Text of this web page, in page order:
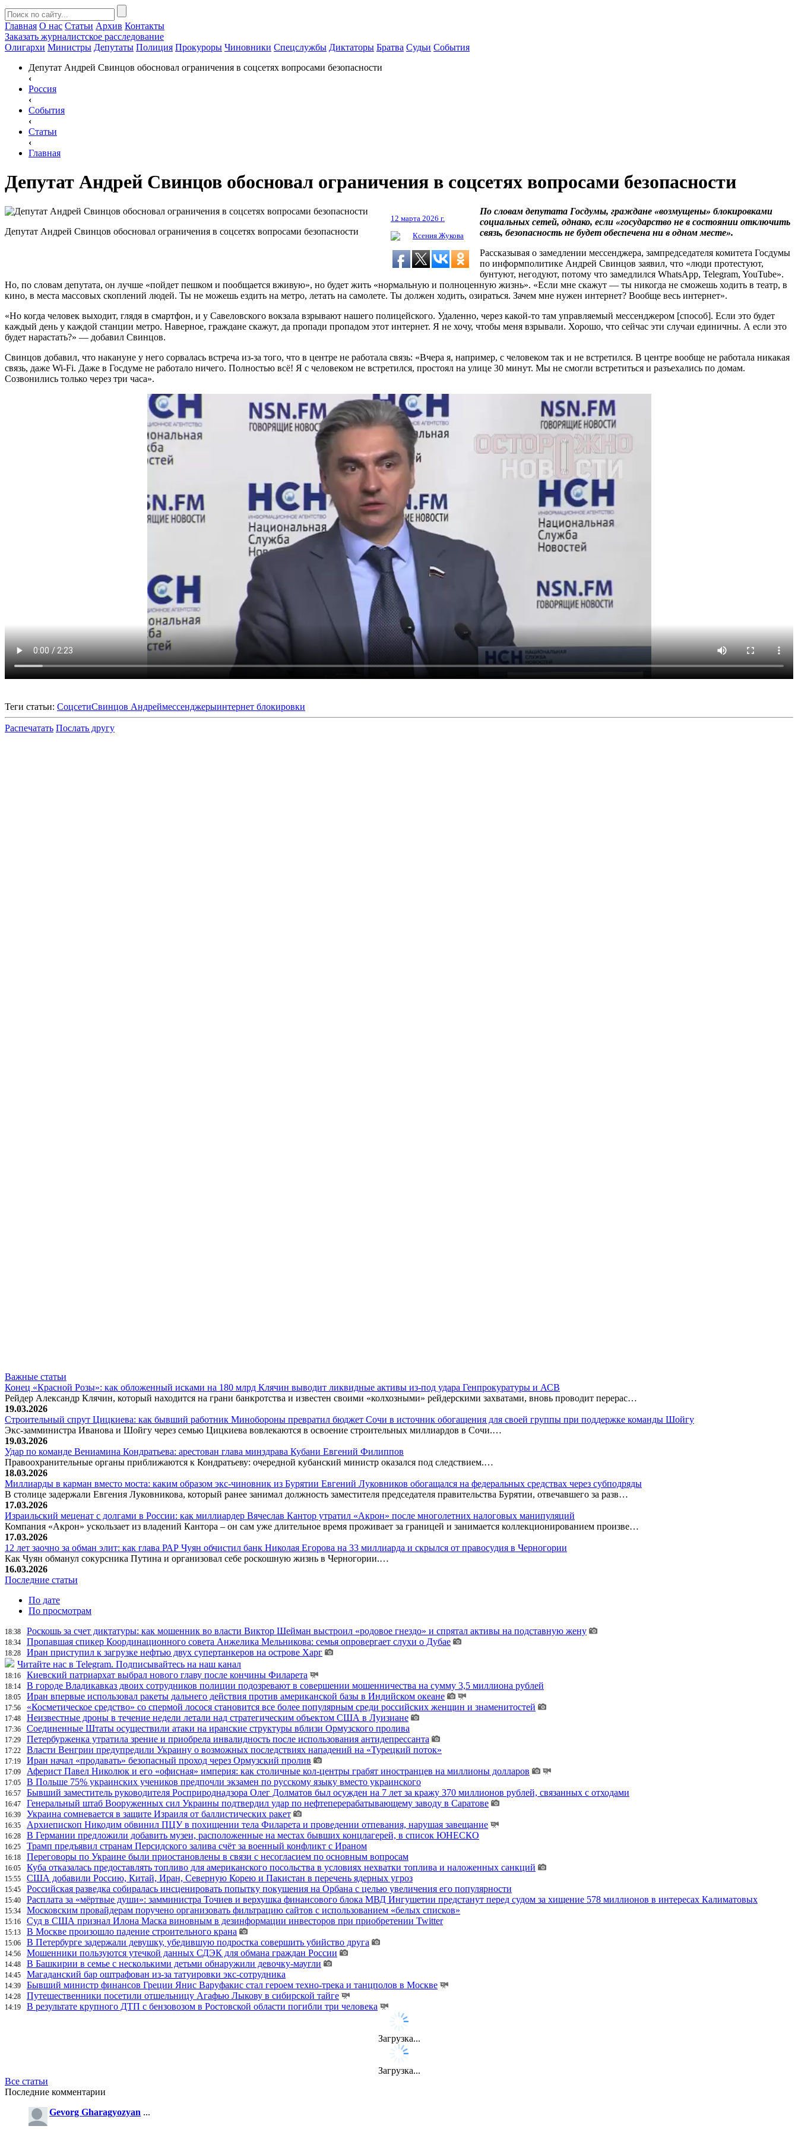
Главная О нас Статьи Архив Контакты
Заказать журналистское расследование
Олигархи Министры Депутаты Полиция Прокуроры Чиновники Спецслужбы Диктаторы Братва Судьи События
Депутат Андрей Свинцов обосновал ограничения в соцсетях вопросами безопасности
‹
Россия
‹
События
‹
Статьи
‹
Главная
Депутат Андрей Свинцов обосновал ограничения в соцсетях вопросами безопасности
Депутат Андрей Свинцов обосновал ограничения в соцсетях вопросами безопасности
12 марта 2026 г.
Ксения Жукова
По словам депутата Госдумы, граждане «возмущены» блокировками
социальных сетей, однако, если «государство не в состоянии отключить
связь, безопасность не будет обеспечена ни в одном месте».
Рассказывая о замедлении мессенджера, зампредседателя комитета Госдумы
по информполитике Андрей Свинцов заявил, что «люди протестуют,
бунтуют, негодуют, потому что замедлился WhatsApp, Telegram, YouTube».
Но, по словам депутата, он лучше «пойдет пешком и пообщается вживую», но будет жить «нормальную и полноценную жизнь». «Если мне скажут — ты никогда не сможешь ходить в театр, в
кино, в места массовых скоплений людей. Ты не можешь ездить на метро, летать на самолете. Ты должен ходить, озираться. Зачем мне нужен интернет? Вообще весь интернет».
«Но когда человек выходит, глядя в смартфон, и у Савеловского вокзала взрывают нашего полицейского. Удаленно, через какой-то там управляемый мессенджером [способ]. Если это будет
каждый день у каждой станции метро. Наверное, граждане скажут, да пропади пропадом этот интернет. Я не хочу, чтобы меня взрывали. Хорошо, что сейчас эти случаи единичны. А если это
будет нарастать?» — добавил Свинцов.
Свинцов добавил, что накануне у него сорвалась встреча из-за того, что в центре не работала связь: «Вчера я, например, с человеком так и не встретился. В центре вообще не работала никакая
связь, даже Wi-Fi. Даже в Госдуме не работало ничего. Полностью всё! Я с человеком не встретился, простоял на улице 30 минут. Мы не смогли встретиться и разъехались по домам.
Созвонились только через три часа».
Теги статьи: СоцсетиСвинцов Андреймессенджерыинтернет блокировки
Распечатать Послать другу
Важные статьи
Конец «Красной Розы»: как обложенный исками на 180 млрд Клячин выводит ликвидные активы из-под удара Генпрокуратуры и АСВ
Рейдер Александр Клячин, который находится на грани банкротства и известен своими «колхозными» рейдерскими захватами, вновь проводит перерас…
19.03.2026
Строительный спрут Цицкиева: как бывший работник Минобороны превратил бюджет Сочи в источник обогащения для своей группы при поддержке команды Шойгу
Экс-замминистра Иванова и Шойгу через семью Цицкиева вовлекаются в освоение строительных миллиардов в Сочи.…
19.03.2026
Удар по команде Вениамина Кондратьева: арестован глава минздрава Кубани Евгений Филиппов
Правоохранительные органы приближаются к Кондратьеву: очередной кубанский министр оказался под следствием.…
18.03.2026
Миллиарды в карман вместо моста: каким образом экс-чиновник из Бурятии Евгений Луковников обогащался на федеральных средствах через субподряды
В столице задержали Евгения Луковникова, который ранее занимал должность заместителя председателя правительства Бурятии, отвечавшего за разв…
17.03.2026
Израильский меценат с долгами в России: как миллиардер Вячеслав Кантор утратил «Акрон» после многолетних налоговых манипуляций
Компания «Акрон» ускользает из владений Кантора – он сам уже длительное время проживает за границей и занимается коллекционированием произве…
17.03.2026
12 лет заочно за обман элит: как глава РАР Чуян обчистил банк Николая Егорова на 33 миллиарда и скрылся от правосудия в Черногории
Как Чуян обманул сокурсника Путина и организовал себе роскошную жизнь в Черногории.…
16.03.2026
Последние статьи
По дате
По просмотрам
18:38 Роскошь за счет диктатуры: как мошенник во власти Виктор Шейман выстроил «родовое гнездо» и спрятал активы на подставную жену
18:34 Пропавшая спикер Координационного совета Анжелика Мельникова: семья опровергает слухи о Дубае
18:28
Иран приступил к загрузке нефтью двух супертанкеров на острове Харг
Читайте нас в Telegram. Подписывайтесь на наш канал
18:16 Киевский патриархат выбрал нового главу после кончины Филарета
18:14 В городе Владикавказ двоих сотрудников полиции подозревают в совершении мошенничества на сумму 3,5 миллиона рублей
18:05 Иран впервые использовал ракеты дальнего действия против американской базы в Индийском океане
17:56 «Косметическое средство» со спермой лосося становится все более популярным среди российских женщин и знаменитостей
17:48 Неизвестные дроны в течение недели летали над стратегическим объектом США в Луизиане
17:36 Соединенные Штаты осуществили атаки на иранские структуры вблизи Ормузского пролива
17:29 Петербурженка утратила зрение и приобрела инвалидность после использования антидепрессанта
17:22 Власти Венгрии предупредили Украину о возможных последствиях нападений на «Турецкий поток»
17:19 Иран начал «продавать» безопасный проход через Ормузский пролив
17:09 Аферист Павел Николюк и его «офисная» империя: как столичные кол-центры грабят иностранцев на миллионы долларов
17:05 В Польше 75% украинских учеников предпочли экзамен по русскому языку вместо украинского
16:57 Бывший заместитель руководителя Росприроднадзора Олег Долматов был осужден на 7 лет за кражу 370 миллионов рублей, связанных с отходами
16:47 Генеральный штаб Вооруженных сил Украины подтвердил удар по нефтеперерабатывающему заводу в Саратове
16:39 Украина сомневается в защите Израиля от баллистических ракет
16:35 Архиепископ Никодим обвинил ПЦУ в похищении тела Филарета и проведении отпевания, нарушая завещание
16:28 В Германии предложили добавить музеи, расположенные на местах бывших концлагерей, в список ЮНЕСКО
16:25 Трамп предъявил странам Персидского залива счёт за военный конфликт с Ираном
16:18 Переговоры по Украине были приостановлены в связи с несогласием по основным вопросам
16:05 Куба отказалась предоставлять топливо для американского посольства в условиях нехватки топлива и наложенных санкций
15:55 США добавили Россию, Китай, Иран, Северную Корею и Пакистан в перечень ядерных угроз
15:45 Российская разведка собиралась инсценировать попытку покушения на Орбана с целью увеличения его популярности
15:40 Расплата за «мёртвые души»: замминистра Точиев и верхушка финансового блока МВД Ингушетии предстанут перед судом за хищение 578 миллионов в интересах Калиматовых
15:34 Московским провайдерам поручено организовать фильтрацию сайтов с использованием «белых списков»
15:16 Суд в США признал Илона Маска виновным в дезинформации инвесторов при приобретении Twitter
15:13 В Москве произошло падение строительного крана
15:06 В Петербурге задержали девушку, убедившую подростка совершить убийство друга
14:56 Мошенники пользуются утечкой данных СДЭК для обмана граждан России
14:48 В Башкирии в семье с несколькими детьми обнаружили девочку-маугли
14:45 Магаданский бар оштрафован из-за татуировки экс-сотрудника
14:39 Бывший министр финансов Греции Янис Варуфакис стал героем техно-трека и танцполов в Москве
14:28 Путешественники посетили отшельницу Агафью Лыкову в сибирской тайге
14:19 В результате крупного ДТП с бензовозом в Ростовской области погибли три человека
Загрузка...
Загрузка...
Все статьи
Последние комментарии
Gevorg Gharagyozyan ...